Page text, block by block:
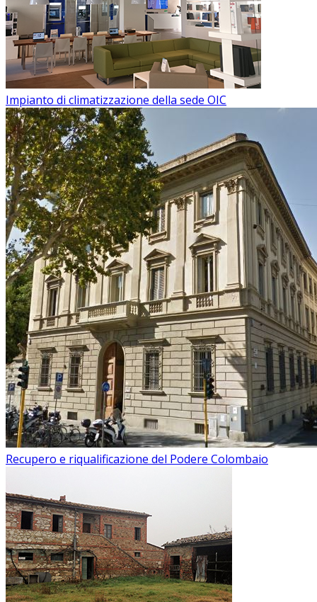
Impianto di climatizzazione della sede OIC
Recupero e riqualificazione del Podere Colombaio